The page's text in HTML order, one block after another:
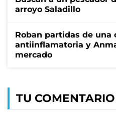
arroyo Saladillo
Roban partidas de una
antiinflamatoria y
mercado
TU COMENTARIO